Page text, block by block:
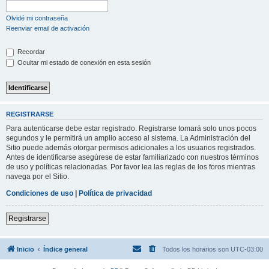
Olvidé mi contraseña
Reenviar email de activación
Recordar
Ocultar mi estado de conexión en esta sesión
REGISTRARSE
Para autenticarse debe estar registrado. Registrarse tomará solo unos pocos
segundos y le permitirá un amplio acceso al sistema. La Administración del
Sitio puede además otorgar permisos adicionales a los usuarios registrados.
Antes de identificarse asegúrese de estar familiarizado con nuestros términos
de uso y políticas relacionadas. Por favor lea las reglas de los foros mientras
navega por el Sitio.
Condiciones de uso | Política de privacidad
Registrarse
Inicio Índice general Todos los horarios son UTC-03:00